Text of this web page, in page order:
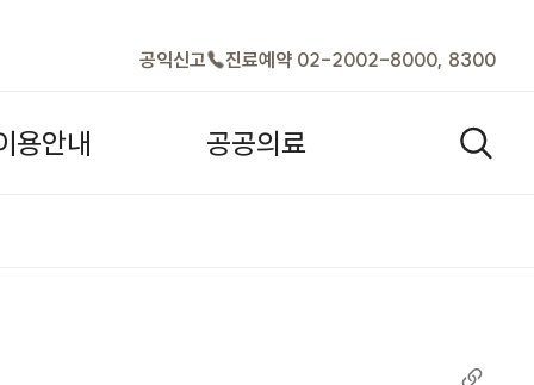
바로가기
공익신고 진료예약 02-2002-8000, 8300
용안내 공공의료 검색열기